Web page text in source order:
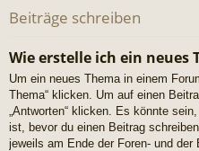
Beiträge schreiben
Wie erstelle ich ein neues
Um ein neues Thema in einem
Thema“ klicken. Um auf einen
„Antworten“ klicken. Es könnte
ist, bevor du einen Beitrag
jeweils am Ende der Foren- und